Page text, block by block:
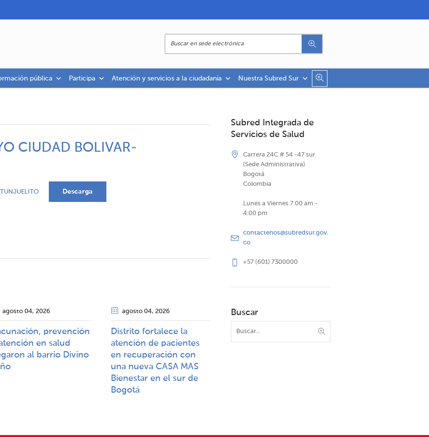
pública Participa Atención y servicios a la ciudadanía Nuestra Subred Sur
CIUDAD BOLIVAR-
Descarga
agosto 04, 2026
prevención
en salud
al barrio Divino
agosto 04, 2026
Distrito fortalece la
atención de pacientes
en recuperación con
una nueva CASA MAS
Bienestar en el sur de
Bogotá
Subred Integrada de
Servicios de Salud
Carrera 24C # 54 -47 sur
(Sede Administrativa)
Bogotá
Colombia
Lunes a Viernes 7:00 am -
4:00 pm
contactenos@subredsur.gov.
co
+57 (601) 7300000
Buscar